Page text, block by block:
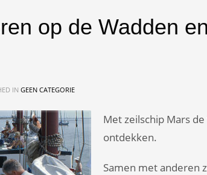
op de Wadden
IN GEEN CATEGORIE
Met zeilschip Mars
ontdekken.
Samen met anderen